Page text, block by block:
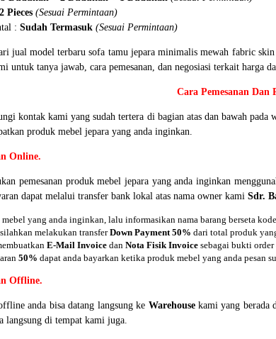
2 Pieces (Sesuai Permintaan)
: Sudah Termasuk (Sesuai Permintaan)
jual model terbaru sofa tamu jepara minimalis mewah fabric
untuk tanya jawab, cara pemesanan, dan negosiasi terkait
Cara Pemesanan
kontak kami yang sudah tertera di bagian atas dan bawah
produk mebel jepara yang anda inginkan.
Online.
pemesanan produk mebel jepara yang anda inginkan
dapat melalui transfer bank lokal atas nama owner kami Sdr.
yang anda inginkan, lalu informasikan nama barang berseta
melakukan transferDown Payment 50% dari total produk
E-Mail Invoice dan Nota Fisik Invoice sebagai bukti order
50% dapat anda bayarkan ketika produk mebel yang anda pesan
Offline.
anda bisa datang langsung ke Warehousekami yang berada
langsung di tempat kami juga.